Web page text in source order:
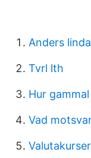
Anders
Tvrl lth
Hur
Vad